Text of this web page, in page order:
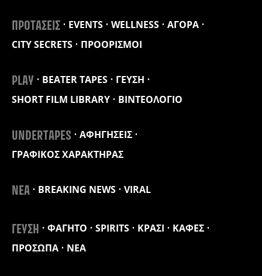
ΠΡΟΤΑΣΕΙΣ EVENTS WELLNESS
ΑΓΟΡΑ
CITY SECRETS
ΠΡΟΟΡΙΣΜΟΙ
PLAY BEATER TAPES
ΓΕΥΣΗ
SHORT FILM LIBRARY
ΒΙΝΤΕΟΛΟΓΙΟ
UNDERTAPES
ΑΦΗΓΗΣΕΙΣ
ΓΡΑΦΙΚΟΣ ΧΑΡΑΚΤΗΡΑΣ
ΝΕΑ BREAKING NEWS VIRAL
ΓΕΥΣΗ ΦΑΓΗΤΟ SPIRITS ΚΡΑΣΙ
ΚΑΦΕΣ
ΠΡΟΣΩΠΑ
ΝΕΑ